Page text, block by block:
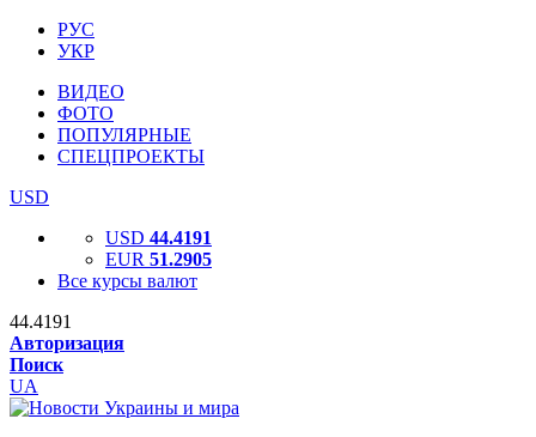
РУС
УКР
ВИДЕО
ФОТО
ПОПУЛЯРНЫЕ
СПЕЦПРОЕКТЫ
USD
USD 44.4191
EUR 51.2905
Все курсы валют
44.4191
Авторизация
Поиск
UA